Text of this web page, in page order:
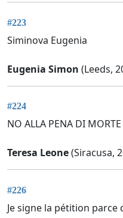
#223
Siminova Eugenia
Eugenia Simon (Leeds,
#224
NO ALLA PENA DI
Teresa Leone(Siracusa,
#226
Je signe la pétition